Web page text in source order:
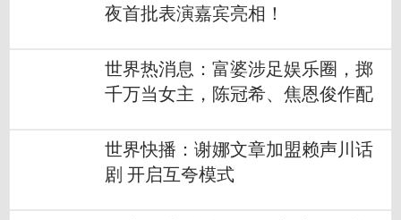
夜首批表演嘉宾亮相！
世界热消息：富婆涉足娱乐圈，掷
千万当女主，陈冠希、焦恩俊作配
世界快播：谢娜文章加盟赖声川话
剧 开启互夸模式